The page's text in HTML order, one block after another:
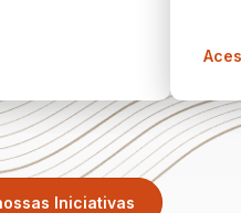
Iniciativas